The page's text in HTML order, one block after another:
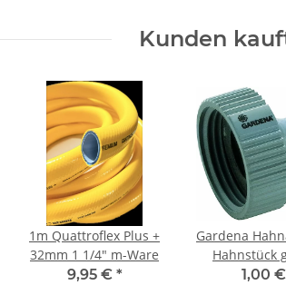
Kunden
1m Quattroflex Plus +
32mm 1 1/4" m-Ware
9,95 € *
Gardena
Hahnstück
1,00 €